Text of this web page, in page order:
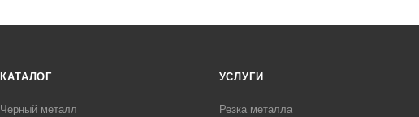
КАТАЛОГ
Черный металл
УСЛУГИ
Резка металла